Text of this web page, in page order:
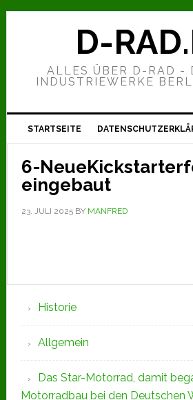
Zur
Hauptnavigation
Zum
Zur
D-
ALLES ÜBER D-RAD -
INDUSTRIEWERKE
STARTSEITE
6-
eingebaut
23. JULI 2025BY MANFRED
Seitenspalte
Historie
Allgemein
Das Star-Motorrad, damit
Motorradbau bei den Deutschen